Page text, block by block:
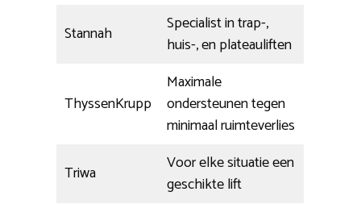
Stannah
Specialist in trap-,
huis-, en plateauliften
ThyssenKrupp
Maximale
ondersteunen tegen
minimaal ruimteverlies
Triwa
Voor elke situatie een
geschikte lift